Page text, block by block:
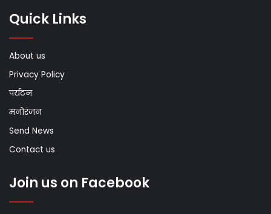
Quick Links
About us
Privacy Policy
पर्यटन
मनोरंजन
Send News
Contact us
Join us on Facebook